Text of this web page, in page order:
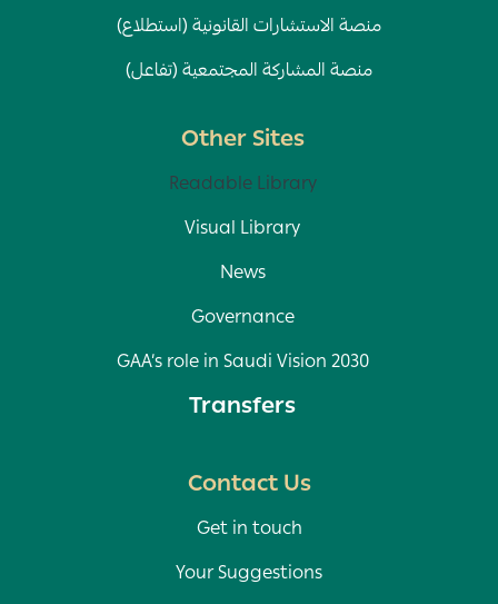
منصة الاستشارات القانونية (استطلاع)
منصة المشاركة المجتمعية (تفاعل)
Other Sites
Readable Library
Visual Library
News
Governance
GAA’s role in Saudi Vision 2030
Transfers
Contact Us
Get in touch
Your Suggestions